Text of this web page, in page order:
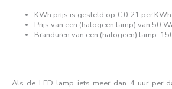
KWh prijs is gesteld op € 0,21 per KWh.
Prijs van een (halogeen lamp) van 50
Branduren van een (halogeen) lamp:
Als de LED lamp iets meer dan 4 uur per